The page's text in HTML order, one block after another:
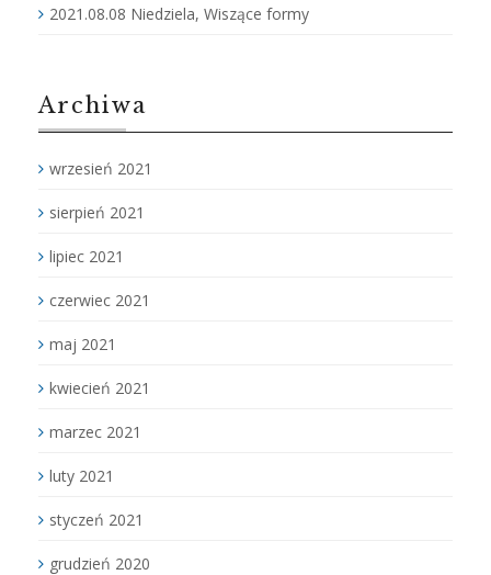
2021.08.08 Niedziela, Wiszące formy
Archiwa
wrzesień 2021
sierpień 2021
lipiec 2021
czerwiec 2021
maj 2021
kwiecień 2021
marzec 2021
luty 2021
styczeń 2021
grudzień 2020